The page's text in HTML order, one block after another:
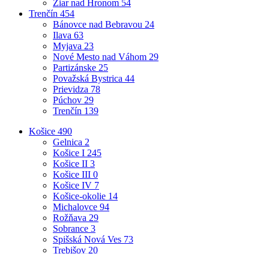
Žiar nad Hronom 54
Trenčín 454
Bánovce nad Bebravou 24
Ilava 63
Myjava 23
Nové Mesto nad Váhom 29
Partizánske 25
Považská Bystrica 44
Prievidza 78
Púchov 29
Trenčín 139
Košice 490
Gelnica 2
Košice I 245
Košice II 3
Košice III 0
Košice IV 7
Košice-okolie 14
Michalovce 94
Rožňava 29
Sobrance 3
Spišská Nová Ves 73
Trebišov 20